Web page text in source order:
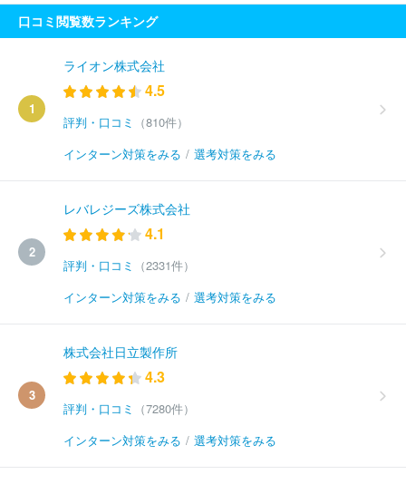
口コミ閲覧数ランキング
1
ライオン株式会社
4.5
評判・口コミ
（810件）
インターン対策をみる / 選考対策をみる
2
レバレジーズ株式会社
4.1
評判・口コミ
（2331件）
インターン対策をみる / 選考対策をみる
3
株式会社日立製作所
4.3
評判・口コミ
（7280件）
インターン対策をみる / 選考対策をみる